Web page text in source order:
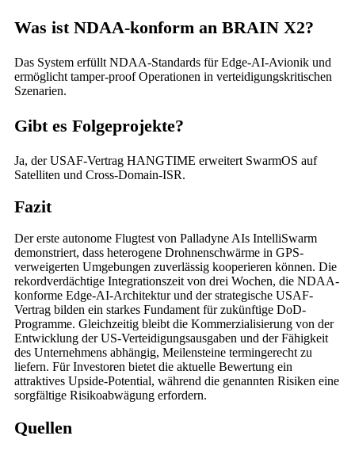
Was ist NDAA-konform an BRAIN X2?
Das System erfüllt NDAA-Standards für Edge-AI-Avionik und
ermöglicht tamper-proof Operationen in verteidigungskritischen
Szenarien.
Gibt es Folgeprojekte?
Ja, der USAF-Vertrag HANGTIME erweitert SwarmOS auf
Satelliten und Cross-Domain-ISR.
Fazit
Der erste autonome Flugtest von Palladyne AIs IntelliSwarm
demonstriert, dass heterogene Drohnenschwärme in GPS-
verweigerten Umgebungen zuverlässig kooperieren können. Die
rekordverdächtige Integrationszeit von drei Wochen, die NDAA-
konforme Edge-AI-Architektur und der strategische USAF-
Vertrag bilden ein starkes Fundament für zukünftige DoD-
Programme. Gleichzeitig bleibt die Kommerzialisierung von der
Entwicklung der US-Verteidigungsausgaben und der Fähigkeit
des Unternehmens abhängig, Meilensteine termingerecht zu
liefern. Für Investoren bietet die aktuelle Bewertung ein
attraktives Upside-Potential, während die genannten Risiken eine
sorgfältige Risikoabwägung erfordern.
Quellen